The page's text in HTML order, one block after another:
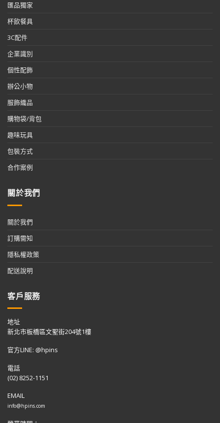
匯品獨家
杯飲餐具
3C配件
企業識別
個性配飾
辦公小物
服飾織品
購物袋/背包
趣味玩具
包裝方式
合作案例
關於我們
關於我們
訂購需知
隱私權政策
配送說明
客戶服務
地址
新北市板橋區文聖街204號1樓
官方LINE: @hpins
電話
(02) 8252-1151
EMAIL
info@hpins.com